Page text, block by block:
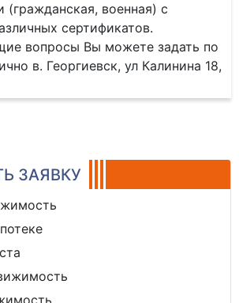
ЗАЯВКУ
(гражданская, военная) с
сертификатов.
вопросы Вы можете задать по
в. Георгиевск, ул Калинина 18,